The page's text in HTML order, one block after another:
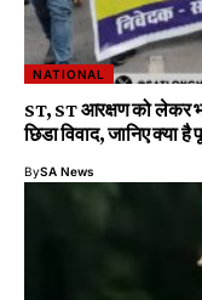
NATIONAL
ST, ST आरक्षण को लेकर
छिडा विवाद, जानिए क्या है
BySA News